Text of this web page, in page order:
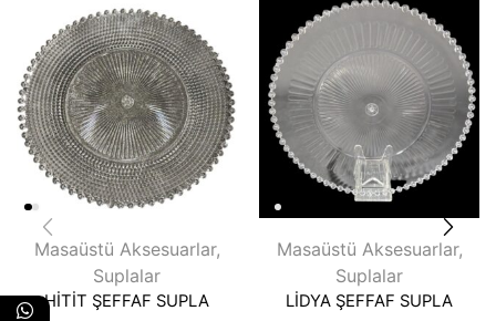
Masaüstü Aksesuarlar,
Suplalar
HİTİT ŞEFFAF SUPLA
Masaüstü Aksesuarlar,
Suplalar
LİDYA ŞEFFAF SUPLA